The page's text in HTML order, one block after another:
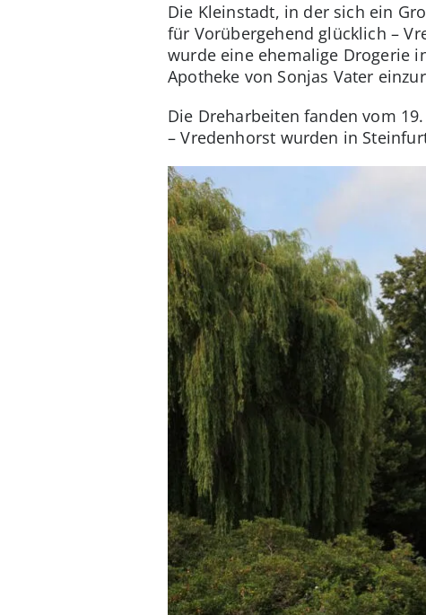
Die Kleinstadt, in der sich ein
für Vorübergehend glücklich –
wurde eine ehemalige Drogerie
Apotheke von Sonjas Vater
Die Dreharbeiten fanden vom
– Vredenhorst wurden in